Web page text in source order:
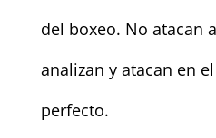
del boxeo. No atacan
analizan y atacan en
perfecto.